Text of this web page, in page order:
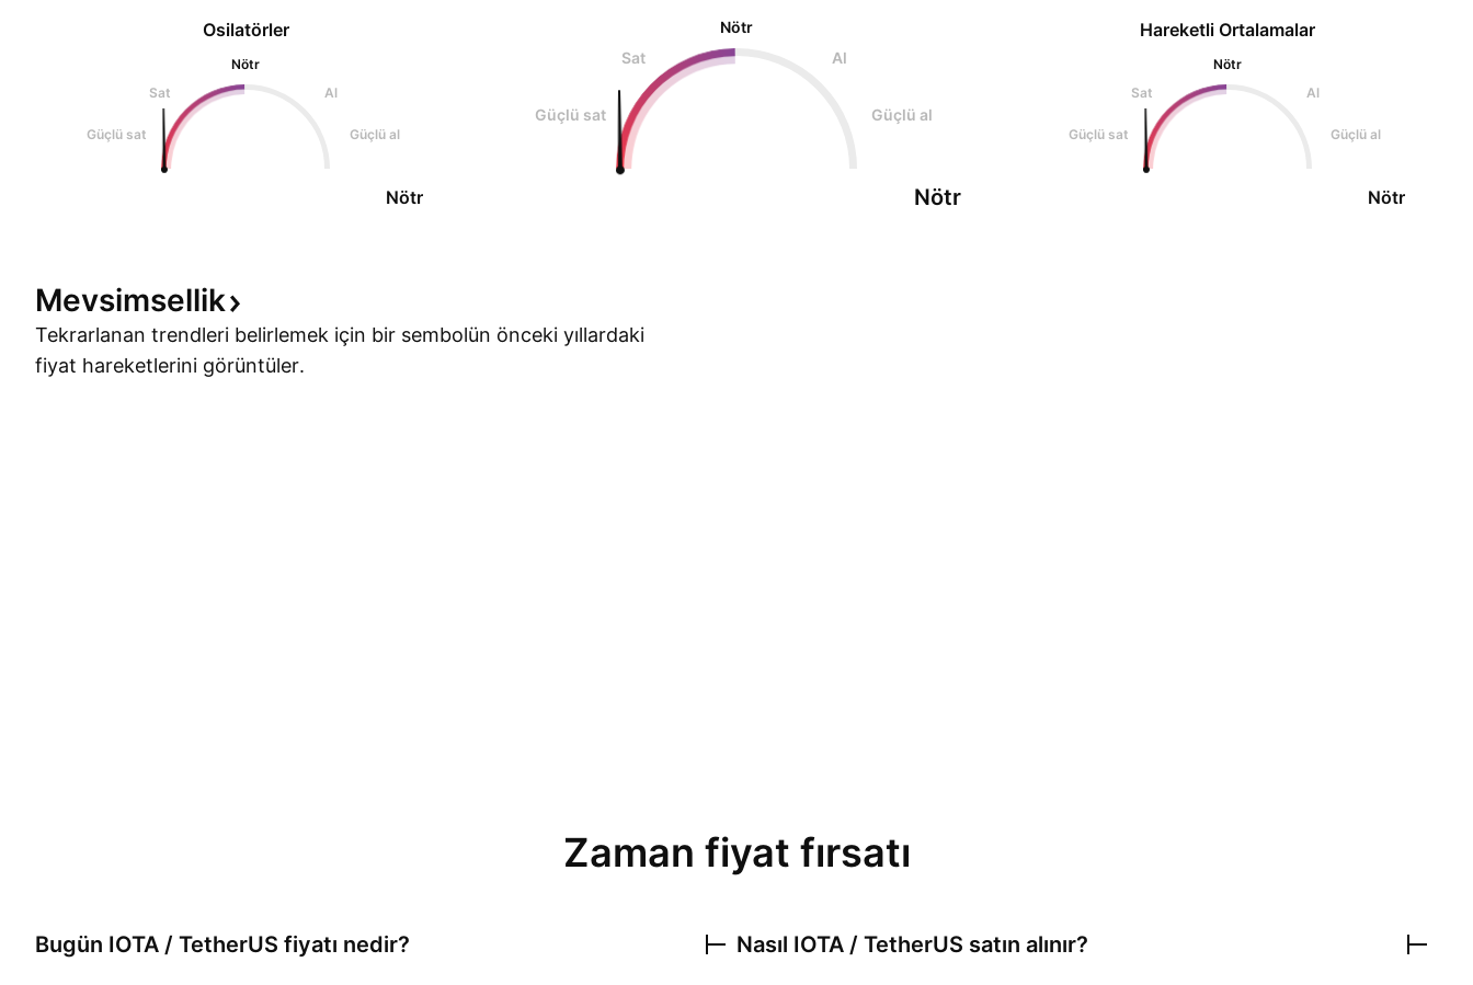
Osilatörler
Nötr
Sat
Al
Güçlü sat Güçlü al
Nötr
Nötr
Sat
Al
Güçlü sat Güçlü al
Nötr
Hareketli Ortalamalar
Nötr
Sat
Al
Güçlü sat Güçlü al
Nötr
Mevsimsellik
Tekrarlanan trendleri belirlemek için bir sembolün önceki yıllardaki
fiyat hareketlerini görüntüler.
Zaman fiyat fırsatı
Bugün IOTA / TetherUS fiyatı nedir? Nasıl IOTA / TetherUS satın alınır?